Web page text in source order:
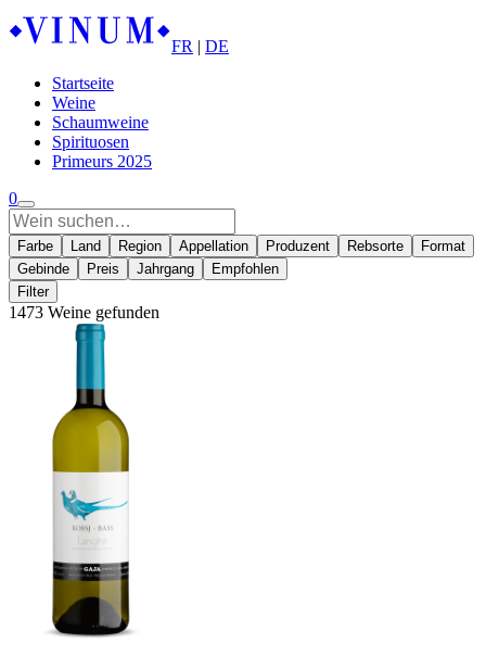
FR | DE
Startseite
Weine
Schaumweine
Spirituosen
Primeurs 2025
0
Farbe Land Region Appellation Produzent Rebsorte
Format
Gebinde
Preis Jahrgang
Empfohlen
Filter
1473 Weine gefunden